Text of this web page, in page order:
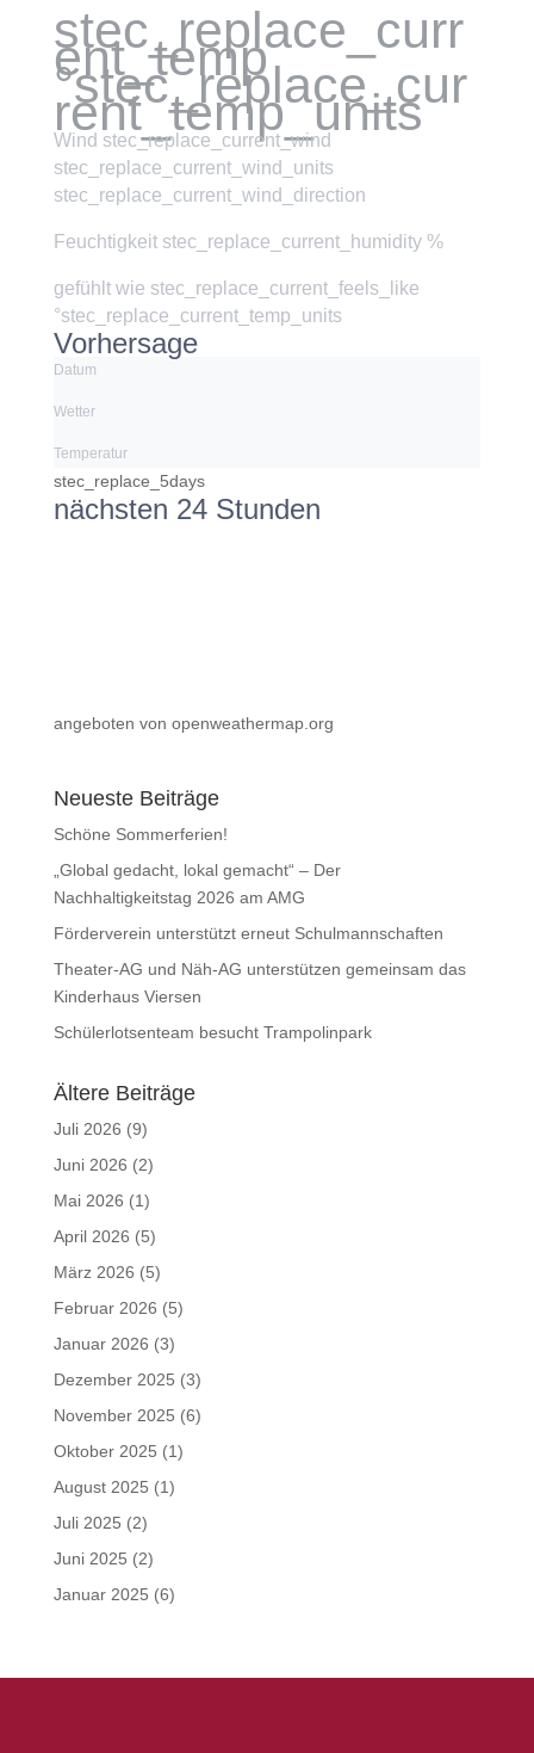
stec_replace_curr
ent_temp
°stec_replace_cur
rent_temp_units
Wind stec_replace_current_wind
stec_replace_current_wind_units
stec_replace_current_wind_direction
Feuchtigkeit stec_replace_current_humidity %
gefühlt wie stec_replace_current_feels_like
°stec_replace_current_temp_units
Vorhersage
Datum
Wetter
Temperatur
stec_replace_5days
nächsten 24 Stunden
angeboten von openweathermap.org
Neueste Beiträge
Schöne Sommerferien!
„Global gedacht, lokal gemacht“ – Der
Nachhaltigkeitstag 2026 am AMG
Förderverein unterstützt erneut Schulmannschaften
Theater-AG und Näh-AG unterstützen gemeinsam das
Kinderhaus Viersen
Schülerlotsenteam besucht Trampolinpark
Ältere Beiträge
Juli 2026 (9)
Juni 2026 (2)
Mai 2026 (1)
April 2026 (5)
März 2026 (5)
Februar 2026 (5)
Januar 2026 (3)
Dezember 2025 (3)
November 2025 (6)
Oktober 2025 (1)
August 2025 (1)
Juli 2025 (2)
Juni 2025 (2)
Januar 2025 (6)